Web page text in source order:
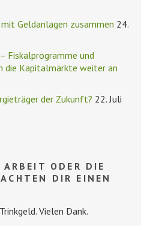
Geldanlagen zusammen 24.
Fiskalprogramme und
die Kapitalmärkte weiter an
der Zukunft? 22. Juli
ODER DIE
DIR EINEN
Vielen Dank.